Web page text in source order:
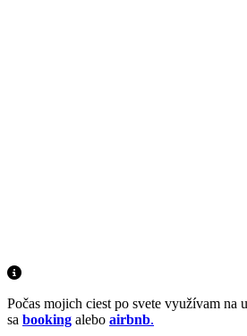
Počas mojich ciest po svete využívam na
sa booking alebo airbnb.